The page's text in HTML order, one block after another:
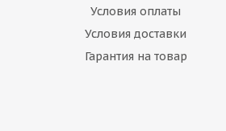
Условия оплаты
Условия доставки
Гарантия на товар